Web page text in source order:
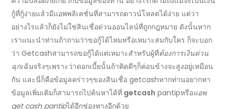
กู้ที่กู้ง่ายแล้วมีแอพพลิเคชั่นที่สามารถดาวน์โหลดได้ง่าย แต่ว่า
อย่างไรแล้วก็ยังไม่ใช่สินเชื่อด่วนออนไลน์ที่ถูกกฎหมาย ดังนั้นหาก
เราแนะนำท่านถ้าถามว่าขอกู้ได้ไหมหรือเหมาะสมกับใคร ก็จะบอก
ว่า Getcashสามารถขอกู้ได้แต่เหมาะสำหรับผู้ที่ต้องการเงินด่วน
ฉุกเฉินจริงๆเพราะว่าดอกเบี้ยนั้นถ้าคิดดีๆก็ค่อนข้างจะสูงอยู่เหมือน
กัน และนี่ก็คือข้อมูลคร่าวๆของสินเชื่อ getcashหากท่านอยากหา
ข้อมูลเพิ่มเติมก็สามารถไปค้นหาได้ที่ getcash pantipหรือแอพ
get cash pantipได้อีกช่องทางอีกด้วย